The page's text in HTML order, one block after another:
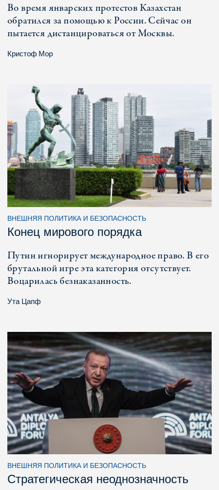
Во время январских протестов Казахстан
обратился за помощью к России. Сейчас он
пытается дистанцироваться от Москвы.
Кристоф Мор
ВНЕШНЯЯ ПОЛИТИКА И БЕЗОПАСНОСТЬ
Конец мирового порядка
Путин игнорирует международное право. В его
брутальной игре эта категория отсутствует.
Воцарилась безнаказанность.
Ута Цапф
ВНЕШНЯЯ ПОЛИТИКА И БЕЗОПАСНОСТЬ
Стратегическая неоднозначность